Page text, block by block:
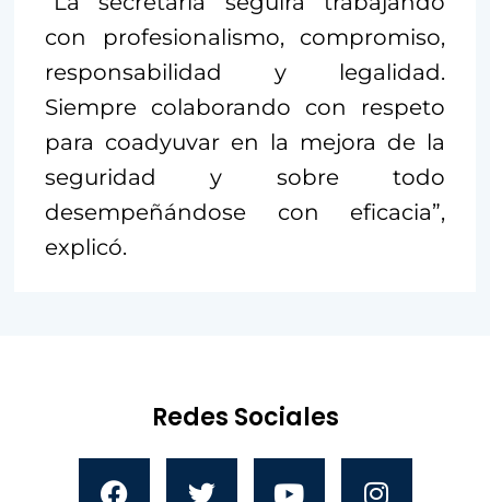
con profesionalismo, compromiso,
responsabilidad y legalidad.
Siempre colaborando con respeto
para coadyuvar en la mejora de la
seguridad y sobre todo
desempeñándose con eficacia”,
explicó.
Redes Sociales